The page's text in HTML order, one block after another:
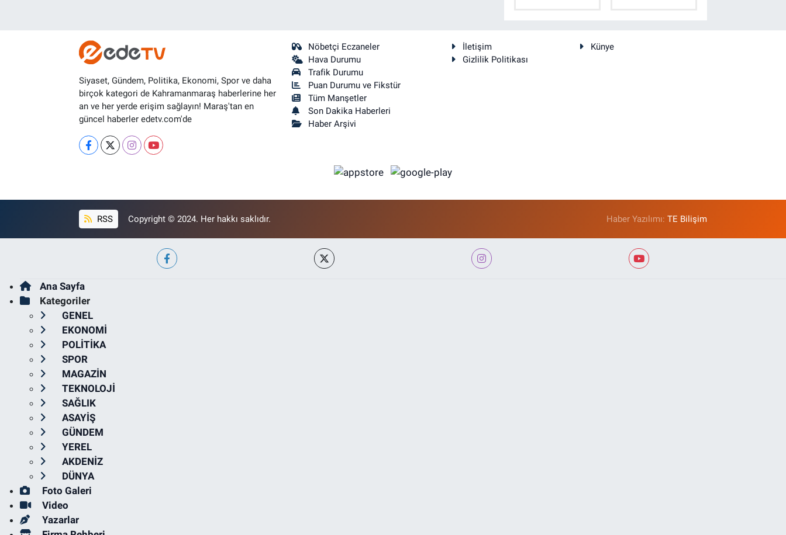
Siyaset, Gündem, Politika, Ekonomi, Spor ve daha
birçok kategori de Kahramanmaraş haberlerine her
an ve her yerde erişim sağlayın! Maraş'tan en
güncel haberler edetv.com'de
Nöbetçi Eczaneler
Hava Durumu
Trafik Durumu
Puan Durumu ve Fikstür
Tüm Manşetler
Son Dakika Haberleri
Haber Arşivi
İletişim
Künye
Gizlilik Politikası
RSS Copyright © 2024. Her hakkı saklıdır. Haber Yazılımı:TE Bilişim
Ana Sayfa
Kategoriler
GENEL
EKONOMİ
POLİTİKA
SPOR
MAGAZİN
TEKNOLOJİ
SAĞLIK
ASAYİŞ
GÜNDEM
YEREL
AKDENİZ
DÜNYA
Foto Galeri
Video
Yazarlar